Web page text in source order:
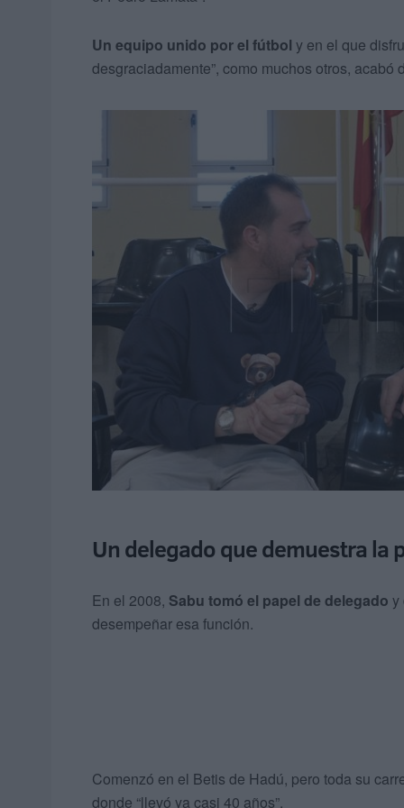
Un equipo unido por el fútbol y en el que
desgraciadamente”, como muchos otros, acabó
Un delegado que demuestra la
En el 2008, Sabu tomó el papel de delegado y
desempeñar esa función.
Comenzó en el Betis de Hadú, pero toda su
donde “llevó ya casi 40 años”.